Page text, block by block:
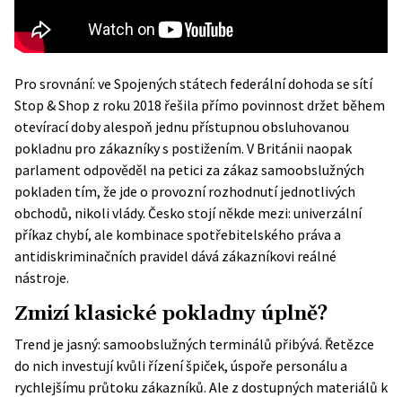
Pro srovnání: ve Spojených státech federální dohoda se sítí
Stop & Shop z roku 2018 řešila přímo povinnost držet během
otevírací doby alespoň jednu přístupnou obsluhovanou
pokladnu pro zákazníky s postižením. V Británii naopak
parlament odpověděl na petici za zákaz samoobslužných
pokladen tím, že jde o provozní rozhodnutí jednotlivých
obchodů, nikoli vlády. Česko stojí někde mezi: univerzální
příkaz chybí, ale kombinace spotřebitelského práva a
antidiskriminačních pravidel dává zákazníkovi reálné
nástroje.
Zmizí klasické pokladny úplně?
Trend je jasný: samoobslužných terminálů přibývá. Řetězce
do nich investují kvůli řízení špiček, úspoře personálu a
rychlejšímu průtoku zákazníků. Ale z dostupných materiálů k